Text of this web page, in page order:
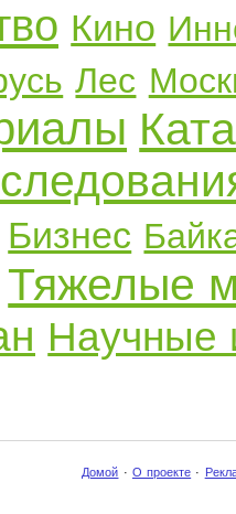
Кино
Лес
Бизнес
Тяжелые
Научные
Домой · О проекте ·